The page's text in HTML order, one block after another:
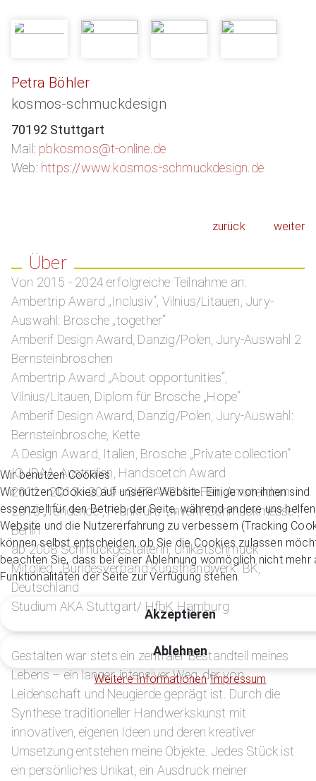
Petra Böhler
kosmos-schmuckdesign
70192 Stuttgart
Mail: pbkosmos@t-online.de
Web: https://www.kosmos-schmuckdesign.de
zurück weiter
Über
Von 2015 - 2024 erfolgreiche Teilnahme an:
Ambertrip Award „Inclusiv“, Vilnius/Litauen, Jury-
Auswahl: Brosche „together“
Amberif Design Award, Danzig/Polen, Jury-Auswahl 2
Bernsteinbroschen
Ambertrip Award „About opportunities“,
Vilnius/Litauen, Diplom für Brosche „Hope“
Amberif Design Award, Danzig/Polen, Jury-Auswahl:
Bernsteinbrosche, Kette
A Design Award, Italien, Brosche „Private collection“
IOJDAA, Australien, Handscetch Award
2011 - 2013 - 2019 - SIERAAD Art Fair, Amsterdam
2010 „Tendence“, Frankfurt/ „Invent-Schmuckmesse“,
Berlin
ab 2008 Schmuckgestalterin, Unikatschmuck
Mitglied „Bundesverband Kunsthandwerk“ BK,
Deutschland
Studium AKA Stuttgart/ HfbK Hamburg
Gestalten war stets ein zentraler Bestandteil meines
Lebens – ein langer, intensiver Weg, der von
Leidenschaft und Neugierde geprägt ist. Durch die
Synthese traditioneller Handwerkskunst mit
innovativen, eigenen Ideen und deren kreativer
Umsetzung entstehen meine Objekte. Jedes Stück ist
ein persönliches Unikat, ein Ausdruck meiner
Wir benutzen Cookies
Wir nutzen Cookies auf unserer Website. Einige von ihnen sind
essenziell für den Betrieb der Seite, während andere uns
Website und die Nutzererfahrung zu verbessern (Tracking
können selbst entscheiden, ob Sie die Cookies zulassen
beachten Sie, dass bei einer Ablehnung womöglich nicht mehr
Funktionalitäten der Seite zur Verfügung stehen.
Akzeptieren
Ablehnen
Weitere Informationen Impressum